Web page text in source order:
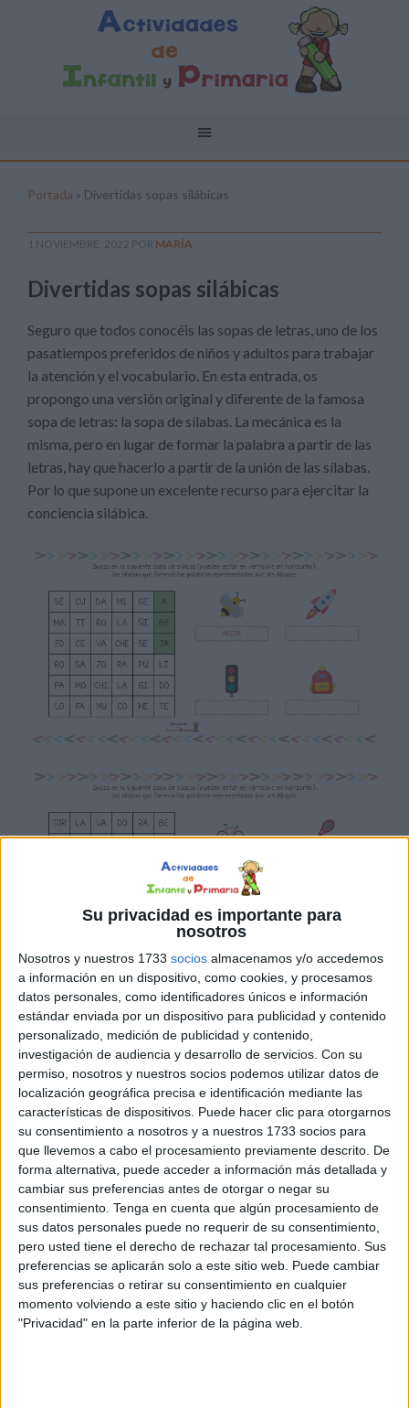
Su privacidad es importante para
nosotros
Nosotros y nuestros 1733 socios almacenamos y/o accedemos
a información en un dispositivo, como cookies, y procesamos
datos personales, como identificadores únicos e información
estándar enviada por un dispositivo para publicidad y contenido
personalizado, medición de publicidad y contenido,
investigación de audiencia y desarrollo de servicios. Con su
permiso, nosotros y nuestros socios podemos utilizar datos de
localización geográfica precisa e identificación mediante las
características de dispositivos. Puede hacer clic para otorgarnos
su consentimiento a nosotros y a nuestros 1733 socios para
que llevemos a cabo el procesamiento previamente descrito. De
forma alternativa, puede acceder a información más detallada y
cambiar sus preferencias antes de otorgar o negar su
consentimiento. Tenga en cuenta que algún procesamiento de
sus datos personales puede no requerir de su consentimiento,
pero usted tiene el derecho de rechazar tal procesamiento. Sus
preferencias se aplicarán solo a este sitio web. Puede cambiar
sus preferencias o retirar su consentimiento en cualquier
momento volviendo a este sitio y haciendo clic en el botón
"Privacidad" en la parte inferior de la página web.
Portada » Divertidas sopas silábicas
1 NOVIEMBRE, 2022 POR MARÍA
Divertidas sopas silábicas
Seguro que todos conocéis las sopas de letras, uno de los
pasatiempos preferidos de niños y adultos para trabajar
la atención y el vocabulario. En esta entrada, os
propongo una versión original y diferente de la famosa
sopa de letras: la sopa de sílabas. La mecánica es la
misma, pero en lugar de formar la palabra a partir de las
letras, hay que hacerlo a partir de la unión de las sílabas.
Por lo que supone un excelente recurso para ejercitar la
conciencia silábica.